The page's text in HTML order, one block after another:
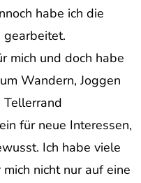
habe ich die
gearbeitet.
mich und doch habe
Wandern, Joggen
Tellerrand
für neue Interessen,
Ich habe viele
nicht nur auf eine